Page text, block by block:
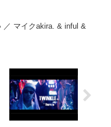
／ マイクakira. & inful &